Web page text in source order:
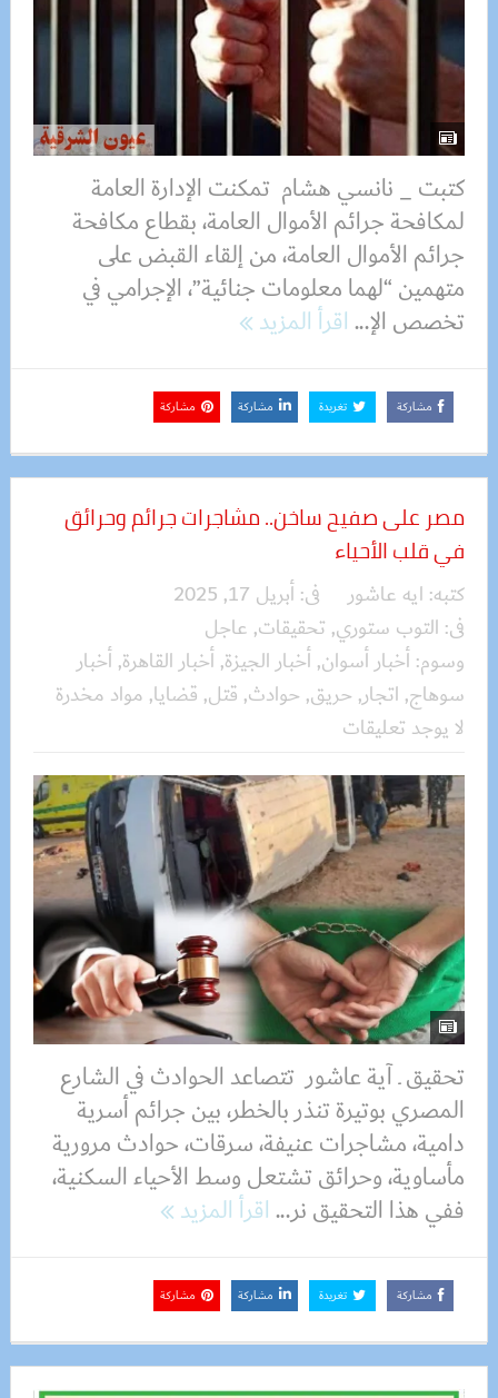
كتبت _ نانسي هشام تمكنت الإدارة العامة
لمكافحة جرائم الأموال العامة، بقطاع مكافحة
جرائم الأموال العامة، من إلقاء القبض على
متهمين “لهما معلومات جنائية”، الإجرامي في
تخصص الإ...اقرأ المزيد
مشاركة تغريدة مشاركة مشاركة
مصر على صفيح ساخن.. مشاجرات جرائم وحرائق
في قلب الأحياء
كتبه: ايه عاشور فى:أبريل 17, 2025
فى: التوب ستوري, تحقيقات, عاجل
وسوم:أخبار أسوان,أخبار الجيزة,أخبار القاهرة,أخبار
سوهاج, اتجار, حريق, حوادث, قتل, قضايا, مواد مخدرة
لا يوجد تعليقات
تحقيق ـ آية عاشور تتصاعد الحوادث في الشارع
المصري بوتيرة تنذر بالخطر، بين جرائم أسرية
دامية، مشاجرات عنيفة، سرقات، حوادث مرورية
مأساوية، وحرائق تشتعل وسط الأحياء السكنية،
ففي هذا التحقيق نر...اقرأ المزيد
مشاركة تغريدة مشاركة مشاركة